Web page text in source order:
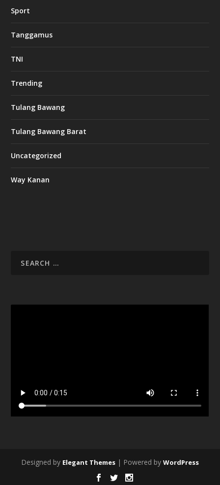
Sport
Tanggamus
TNI
Trending
Tulang Bawang
Tulang Bawang Barat
Uncategorized
Way Kanan
Designed by Elegant Themes | Powered by WordPress